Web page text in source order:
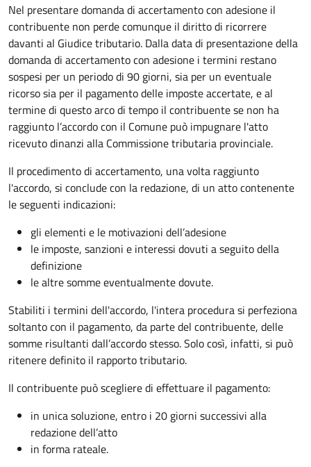
Nel presentare domanda di accertamento con adesione il
contribuente non perde comunque il diritto di ricorrere
davanti al Giudice tributario. Dalla data di presentazione della
domanda di accertamento con adesione i termini restano
sospesi per un periodo di 90 giorni, sia per un eventuale
ricorso sia per il pagamento delle imposte accertate, e al
termine di questo arco di tempo il contribuente se non ha
raggiunto l’accordo con il Comune può impugnare l'atto
ricevuto dinanzi alla Commissione tributaria provinciale.
Il procedimento di accertamento, una volta raggiunto
l'accordo, si conclude con la redazione, di un atto contenente
le seguenti indicazioni:
gli elementi e le motivazioni dell’adesione
le imposte, sanzioni e interessi dovuti a seguito della
definizione
le altre somme eventualmente dovute.
Stabiliti i termini dell'accordo, l'intera procedura si perfeziona
soltanto con il pagamento, da parte del contribuente, delle
somme risultanti dall’accordo stesso. Solo così, infatti, si può
ritenere definito il rapporto tributario.
Il contribuente può scegliere di effettuare il pagamento:
in unica soluzione, entro i 20 giorni successivi alla
redazione dell’atto
in forma rateale.